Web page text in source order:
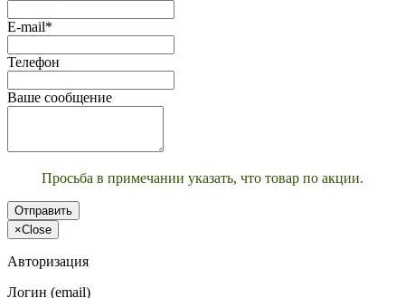
E-mail*
Телефон
Ваше сообщение
Просьба в примечании указать, что товар по акции.
Отправить
×Close
Авторизация
Логин (email)